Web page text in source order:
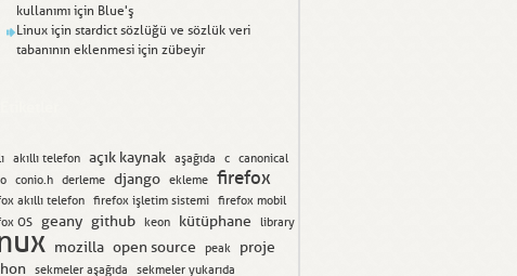
kullanımı için Blue'ş
Linux için stardict sözlüğü ve sözlük veri
tabanının eklenmesi için zübeyir
akıllı telefon açık kaynak aşağıda c
canonical
conio.h derleme django ekleme firefox
akıllı telefon firefox işletim sistemi
firefox mobil
OS
geany github keon kütüphane library
mozilla open source peak
proje
sekmeler aşağıda
sekmeler yukarıda